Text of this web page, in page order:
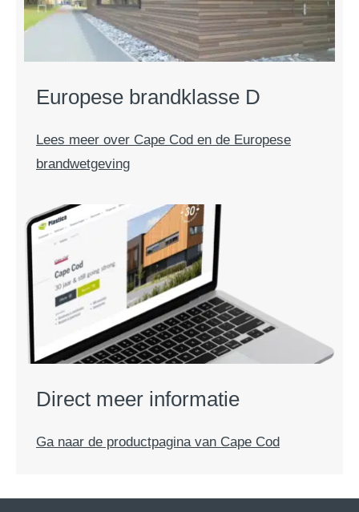
Europese brandklasse D
Lees meer over Cape Cod en de Europese
brandwetgeving
Direct meer informatie
Ga naar de productpagina van Cape Cod